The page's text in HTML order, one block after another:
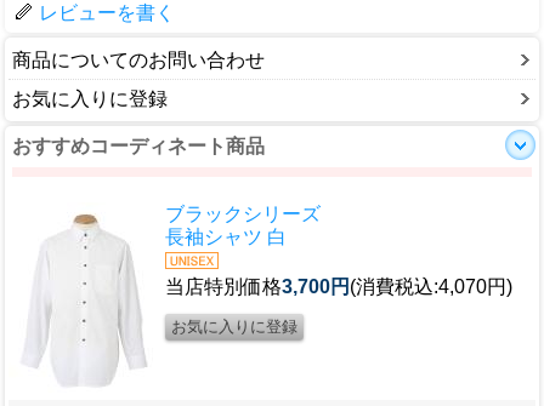
レビューを書く
商品についてのお問い合わせ
お気に入りに登録
おすすめコーディネート商品
ブラックシリーズ
長袖シャツ 白
当店特別価格3,700円 (消費税込:4,070円)